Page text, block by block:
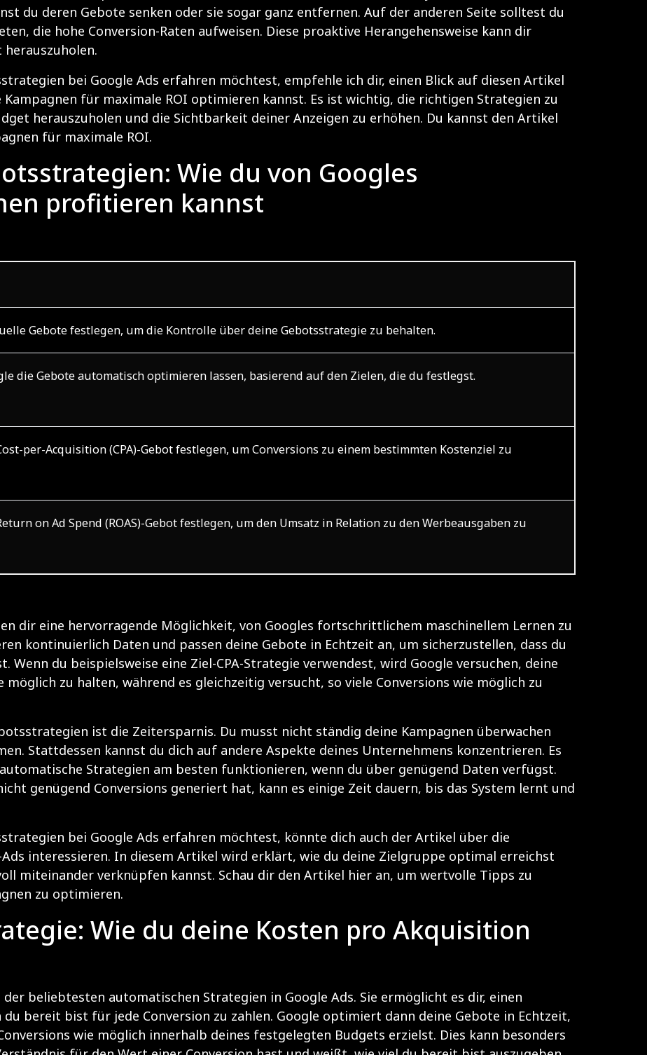
du deren Gebote senken oder sie sogar ganz entfernen. Auf der anderen Seite solltest du
die hohe Conversion-Raten aufweisen. Diese proaktive Herangehensweise kann dir
herauszuholen.
bei Google Ads erfahren möchtest, empfehle ich dir, einen Blick auf diesen Artikel
für maximale ROI optimieren kannst. Es ist wichtig, die richtigen Strategien zu
herauszuholen und die Sichtbarkeit deiner Anzeigen zu erhöhen. Du kannst den Artikel
für maximale ROI.
Wie du von Googles
profitieren kannst
Gebote festlegen, um die Kontrolle über deine Gebotsstrategie zu behalten.
die Gebote automatisch optimieren lassen, basierend auf den Zielen, die du festlegst.
per-Acquisition (CPA)-Gebot festlegen, um Conversions zu einem bestimmten Kostenziel zu
on Ad Spend (ROAS)-Gebot festlegen, um den Umsatz in Relation zu den Werbeausgaben zu
dir eine hervorragende Möglichkeit, von Googles fortschrittlichem maschinellem Lernen zu
kontinuierlich Daten und passen deine Gebote in Echtzeit an, um sicherzustellen, dass du
Wenn du beispielsweise eine Ziel-CPA-Strategie verwendest, wird Google versuchen, deine
zu halten, während es gleichzeitig versucht, so viele Conversions wie möglich zu
ist die Zeitersparnis. Du musst nicht ständig deine Kampagnen überwachen
Stattdessen kannst du dich auf andere Aspekte deines Unternehmens konzentrieren. Es
Strategien am besten funktionieren, wenn du über genügend Daten verfügst.
genügend Conversions generiert hat, kann es einige Zeit dauern, bis das System lernt und
bei Google Ads erfahren möchtest, könnte dich auch der Artikel über die
interessieren. In diesem Artikel wird erklärt, wie du deine Zielgruppe optimal erreichst
miteinander verknüpfen kannst. Schau dir den Artikel hier an, um wertvolle Tipps zu
zu optimieren.
Wie du deine Kosten pro Akquisition
beliebtesten automatischen Strategien in Google Ads. Sie ermöglicht es dir, einen
bereit bist für jede Conversion zu zahlen. Google optimiert dann deine Gebote in Echtzeit,
wie möglich innerhalb deines festgelegten Budgets erzielst. Dies kann besonders